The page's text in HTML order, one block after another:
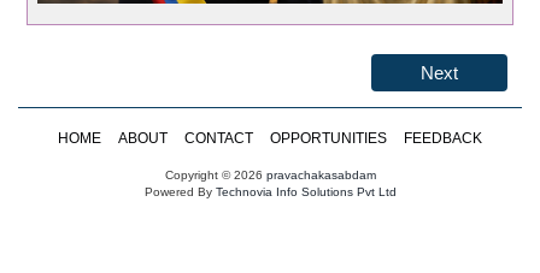
Next
HOME ABOUT CONTACT OPPORTUNITIES FEEDBACK
Copyright © 2026 pravachakasabdam
Powered ByTechnovia Info Solutions Pvt Ltd